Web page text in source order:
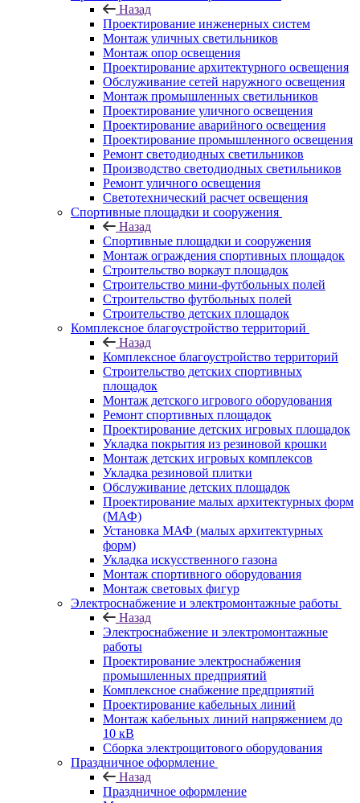
Назад
Проектирование инженерных систем
Монтаж уличных светильников
Монтаж опор освещения
Проектирование архитектурного освещения
Обслуживание сетей наружного освещения
Монтаж промышленных светильников
Проектирование уличного освещения
Проектирование аварийного освещения
Проектирование промышленного освещения
Ремонт светодиодных светильников
Производство светодиодных светильников
Ремонт уличного освещения
Светотехнический расчет освещения
Спортивные площадки и сооружения
Назад
Спортивные площадки и сооружения
Монтаж ограждения спортивных площадок
Строительство воркаут площадок
Строительство мини-футбольных полей
Строительство футбольных полей
Строительство детских площадок
Комплексное благоустройство территорий
Назад
Комплексное благоустройство территорий
Строительство детских спортивных
площадок
Монтаж детского игрового оборудования
Ремонт спортивных площадок
Проектирование детских игровых площадок
Укладка покрытия из резиновой крошки
Монтаж детских игровых комплексов
Укладка резиновой плитки
Обслуживание детских площадок
Проектирование малых архитектурных форм
(МАФ)
Установка МАФ (малых архитектурных
форм)
Укладка искусственного газона
Монтаж спортивного оборудования
Монтаж световых фигур
Электроснабжение и электромонтажные работы
Назад
Электроснабжение и электромонтажные
работы
Проектирование электроснабжения
промышленных предприятий
Комплексное снабжение предприятий
Проектирование кабельных линий
Монтаж кабельных линий напряжением до
10 кВ
Сборка электрощитового оборудования
Праздничное оформление
Назад
Праздничное оформление